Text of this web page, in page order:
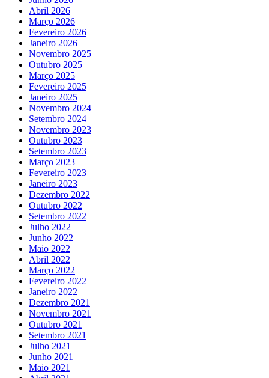
Abril 2026
Março 2026
Fevereiro 2026
Janeiro 2026
Novembro 2025
Outubro 2025
Março 2025
Fevereiro 2025
Janeiro 2025
Novembro 2024
Setembro 2024
Novembro 2023
Outubro 2023
Setembro 2023
Março 2023
Fevereiro 2023
Janeiro 2023
Dezembro 2022
Outubro 2022
Setembro 2022
Julho 2022
Junho 2022
Maio 2022
Abril 2022
Março 2022
Fevereiro 2022
Janeiro 2022
Dezembro 2021
Novembro 2021
Outubro 2021
Setembro 2021
Julho 2021
Junho 2021
Maio 2021